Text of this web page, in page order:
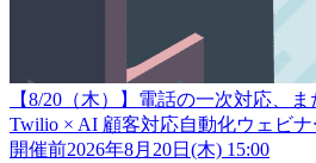
【8/20（木）】電話の一次対応、
Twilio × AI 顧客対応自動化ウェビナ
開催前2026年8月20日(木) 15:00